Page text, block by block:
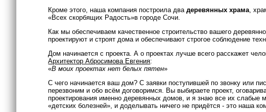
Кроме этого, наша компания построила двадеревянных храма,
«Всех скорбящих Радость»в городе Сочи.
Как мы обеспечиваем качественное строительство вашего
проектируют и строят дома и обеспечивают строгое соблюдение
Дом начинается с проекта. А о проектах лучше всего расскажет
Архитектор Абросимова Евгения:
«В моих проектах нет белых пятен»
С чего начинается ваш дом? С заявки поступившей по звонку или
перезвоним и обо всём договоримся. Вы выбираете проект,
проектирования именно деревянных домов, и я знаю все их
«детских болезней», и доделывать ничего не придётся - это наша